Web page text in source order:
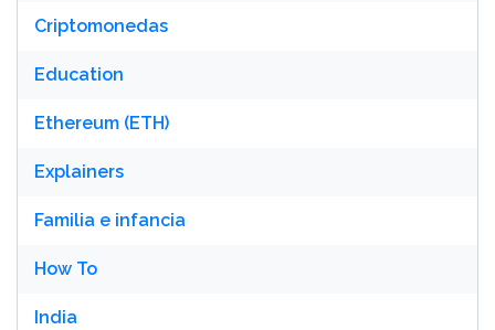
Criptomonedas
Education
Ethereum (ETH)
Explainers
Familia e infancia
How To
India